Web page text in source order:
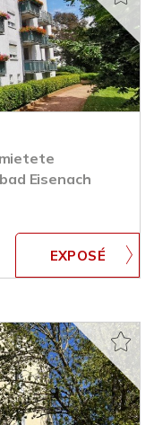
Eisenach